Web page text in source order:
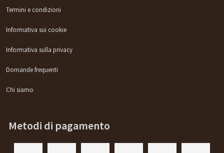
Termini e condizioni
Informativa sui cookie
Informativa sulla privacy
Domande frequenti
Chi siamo
Metodi di pagamento